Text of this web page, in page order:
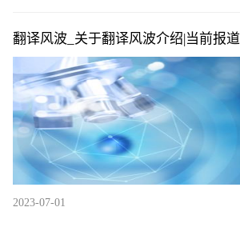
翻译风波_关于翻译风波介绍|当前报道
2023-07-01